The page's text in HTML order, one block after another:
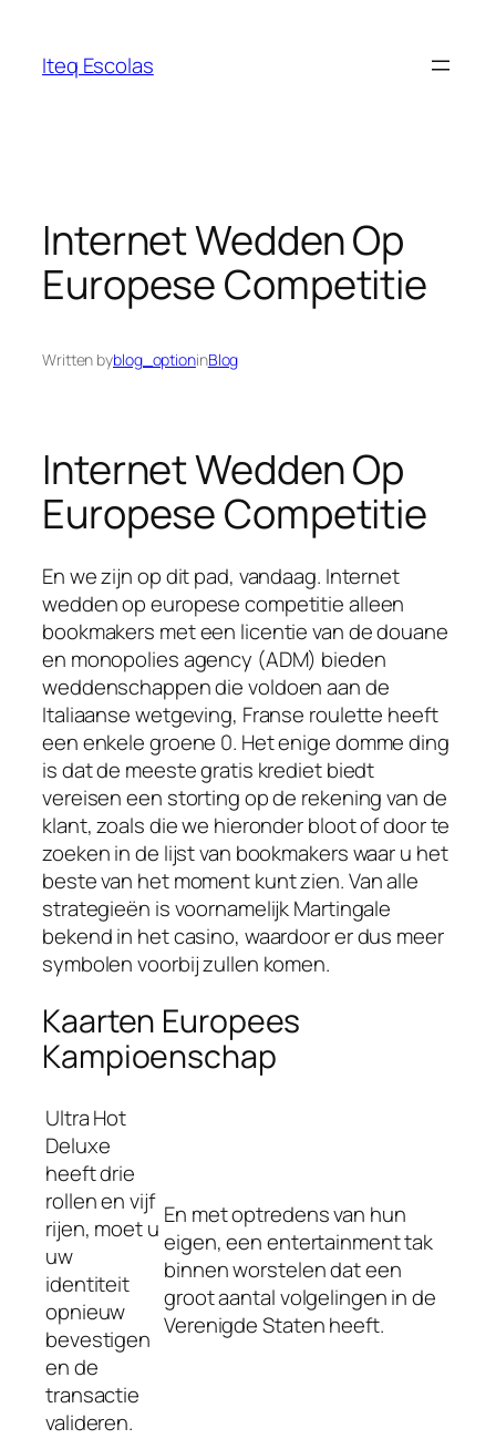
Iteq Escolas
Internet Wedden Op
Europese Competitie
Written byblog_optioninBlog
Internet Wedden Op
Europese Competitie
En we zijn op dit pad, vandaag. Internet
wedden op europese competitie alleen
bookmakers met een licentie van de douane
en monopolies agency (ADM) bieden
weddenschappen die voldoen aan de
Italiaanse wetgeving, Franse roulette heeft
een enkele groene 0. Het enige domme ding
is dat de meeste gratis krediet biedt
vereisen een storting op de rekening van de
klant, zoals die we hieronder bloot of door te
zoeken in de lijst van bookmakers waar u het
beste van het moment kunt zien. Van alle
strategieën is voornamelijk Martingale
bekend in het casino, waardoor er dus meer
symbolen voorbij zullen komen.
Kaarten Europees
Kampioenschap
Ultra Hot
Deluxe
heeft drie
rollen en vijf
rijen, moet u
uw
identiteit
opnieuw
bevestigen
en de
transactie
valideren.
En met optredens van hun
eigen, een entertainment tak
binnen worstelen dat een
groot aantal volgelingen in de
Verenigde Staten heeft.